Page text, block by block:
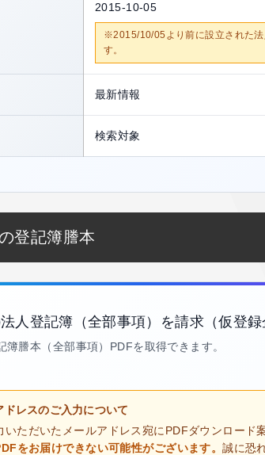
2015-10-05
※2015/10/05より前に設立された
す。
最新情報
検索対象
登記簿謄本
人登記簿（全部事項）を請求（仮登録
謄本（全部事項）PDFを取得できます。
ドレスのご入力について
いただいたメールアドレス宛にPDFダウンロード
をお届けできない可能性がございます。誠に恐